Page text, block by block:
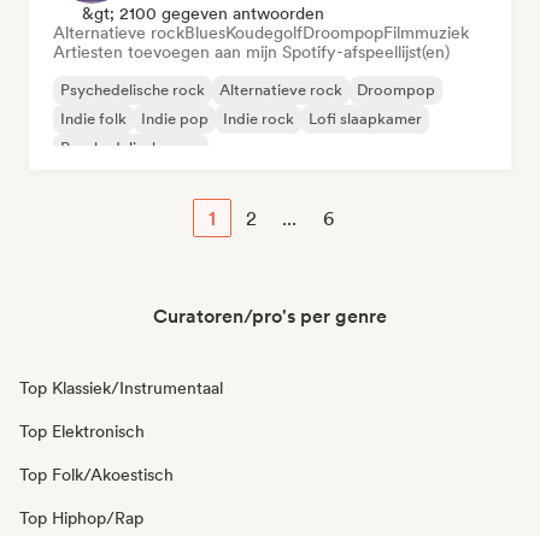
&gt; 2100 gegeven antwoorden
Alternatieve rockBluesKoudegolfDroompopFilmmuziek
Artiesten toevoegen aan mijn Spotify-afspeellijst(en)
Psychedelische rock Alternatieve rock
Droompop
Indie folk
Indie pop Indie rock
Lofi slaapkamer
Psychedelische pop
1 2 ... 6
Curatoren/pro's per genre
Top Klassiek/Instrumentaal
Top Elektronisch
Top Folk/Akoestisch
Top Hiphop/Rap